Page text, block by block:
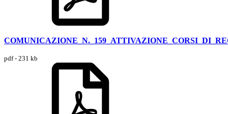
pdf - 231 kb